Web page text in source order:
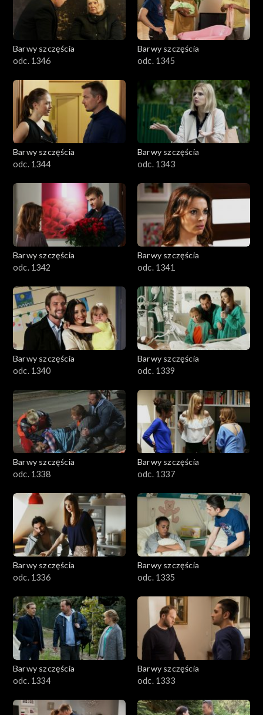
Barwy szczęścia
odc. 1346
Barwy szczęścia
odc. 1345
Barwy szczęścia
odc. 1344
Barwy szczęścia
odc. 1343
Barwy szczęścia
odc. 1342
Barwy szczęścia
odc. 1341
Barwy szczęścia
odc. 1340
Barwy szczęścia
odc. 1339
Barwy szczęścia
odc. 1338
Barwy szczęścia
odc. 1337
Barwy szczęścia
odc. 1336
Barwy szczęścia
odc. 1335
Barwy szczęścia
odc. 1334
Barwy szczęścia
odc. 1333